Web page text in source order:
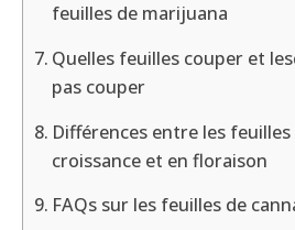
feuilles de marijuana
Quelles feuilles couper et
pas couper
Différences entre les feuilles
croissance et en floraison
FAQs sur les feuilles de